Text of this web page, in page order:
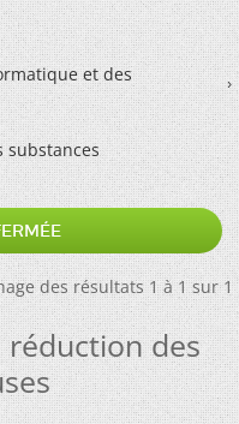
et des
substances
des résultats 1 à 1 sur 1
réduction des